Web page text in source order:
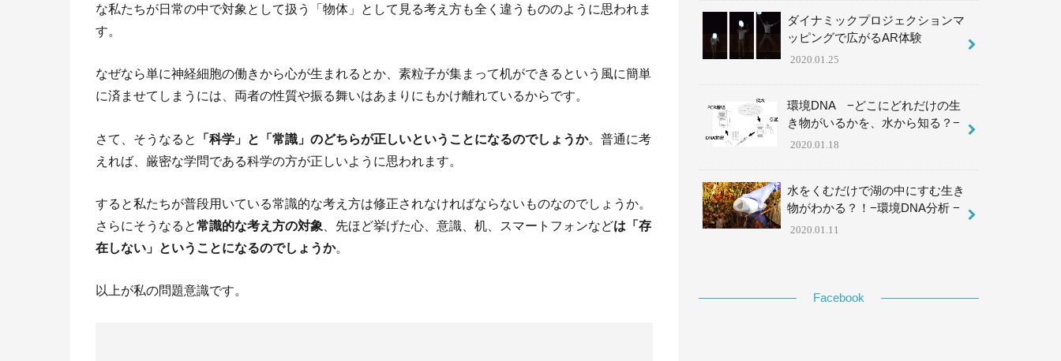
な私たちが日常の中で対象として扱う「物体」として見る考え方も全く違うもののように思われま
す。
なぜなら単に神経細胞の働きから心が生まれるとか、素粒子が集まって机ができるという風に簡単
に済ませてしまうには、両者の性質や振る舞いはあまりにもかけ離れているからです。
さて、そうなると 「科学」と「常識」のどちらが正しいということになるのでしょうか。普通に考
えれば、厳密な学問である科学の方が正しいように思われます。
すると私たちが普段用いている常識的な考え方は修正されなければならないものなのでしょうか。
さらにそうなると常識的な考え方の対象 、先ほど挙げた心、意識、机、スマートフォンなどは「存
在しない」ということになるのでしょうか。
以上が私の問題意識です。
ダイナミックプロジェクションマ
ッピングで広がるAR体験
2020.01.25
環境DNA −どこにどれだけの生
き物がいるかを、水から知る？−
2020.01.18
水をくむだけで湖の中にすむ生き
物がわかる？！−環境DNA分析 −
2020.01.11
Facebook